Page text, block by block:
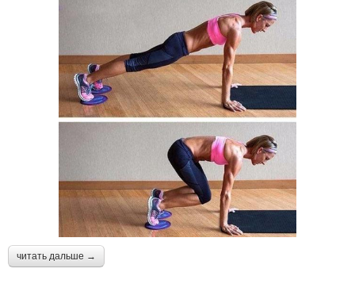
читать дальше →